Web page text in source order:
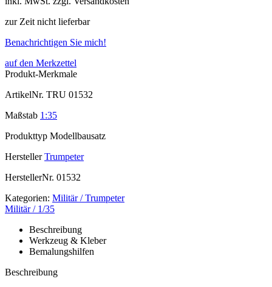
zur Zeit nicht lieferbar
Benachrichtigen Sie mich!
auf den Merkzettel
Produkt-Merkmale
ArtikelNr. TRU 01532
Maßstab 1:35
Produkttyp Modellbausatz
Hersteller Trumpeter
HerstellerNr. 01532
Kategorien: Militär / Trumpeter
Militär / 1/35
Beschreibung
Werkzeug & Kleber
Bemalungshilfen
Beschreibung